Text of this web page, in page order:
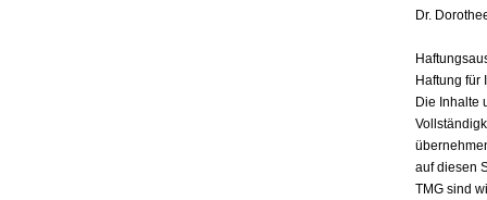
Dr.
Haftung für
Die Inhalte
auf diesen
TMG sind